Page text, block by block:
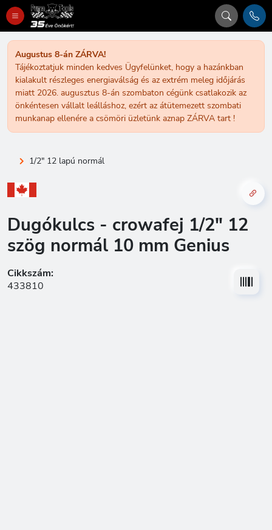
Augustus 8-án ZÁRVA!
Tájékoztatjuk minden kedves Ügyfelünket, hogy a hazánkban
kialakult részleges energiaválság és az extrém meleg időjárás
miatt 2026. augusztus 8-án szombaton cégünk csatlakozik az
önkéntesen vállalt leálláshoz, ezért az átütemezett szombati
munkanap ellenére a csömöri üzletünk aznap ZÁRVA tart !
1/2" 12 lapú normál
Dugókulcs - crowafej 1/2" 12
szög normál 10 mm Genius
Cikkszám:
433810